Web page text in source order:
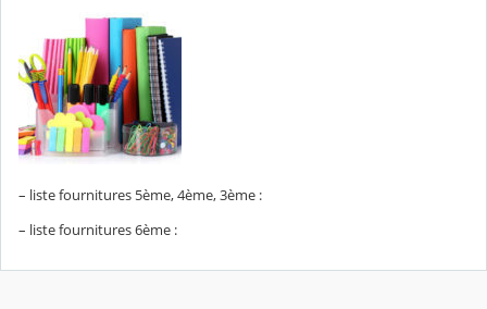
– liste fournitures 5ème, 4ème, 3ème :
– liste fournitures 6ème :